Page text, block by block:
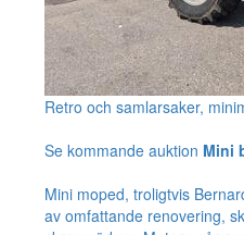
Retro och samlarsaker,
Se kommande auktion Mini
Mini moped, troligtvis
av omfattande renovering,